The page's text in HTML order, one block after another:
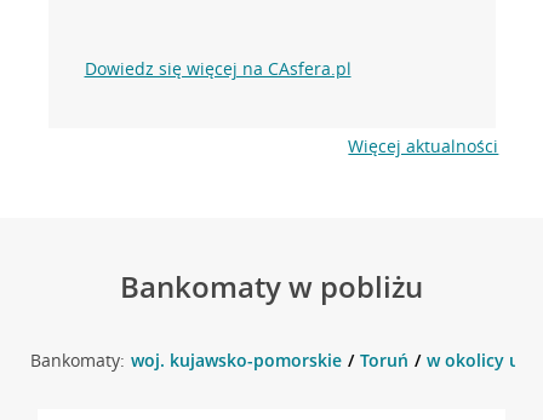
Dowiedz się więcej na CAsfera.pl
Więcej aktualności
Bankomaty w pobliżu
Bankomaty: woj. kujawsko-pomorskie Toruń w okolicy ul.